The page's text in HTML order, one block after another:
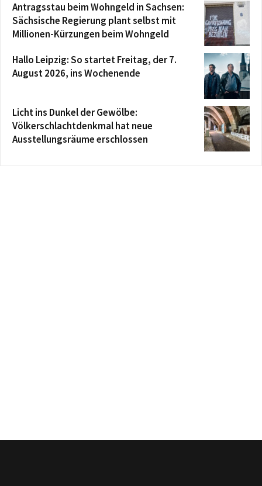
Antragsstau beim Wohngeld in Sachsen:
Sächsische Regierung plant selbst mit
Millionen-Kürzungen beim Wohngeld
Hallo Leipzig: So startet Freitag, der 7.
August 2026, ins Wochenende
Licht ins Dunkel der Gewölbe:
Völkerschlachtdenkmal hat neue
Ausstellungsräume erschlossen